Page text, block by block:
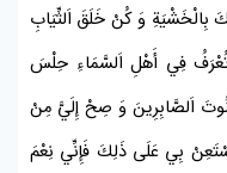
بِالْخَشْيَةِ وَ كُنْ خَلَقَ اَلثِّيَابِ
فِي أَهْلِ اَلسَّمَاءِ حِلْسَ
اَلصَّابِرِينَ وَ صِحْ إِلَيَّ مِنْ
بِي عَلَى ذَلِكَ فَإِنِّي نِعْمَ